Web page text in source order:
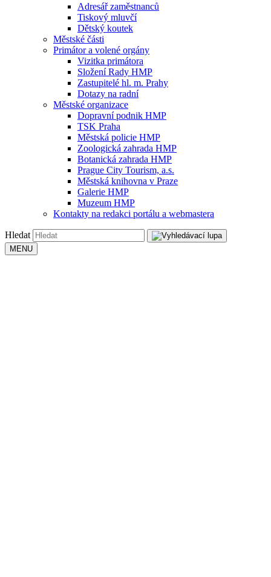
Adresář zaměstnanců
Tiskový mluvčí
Dětský koutek
Městské části
Primátor a volené orgány
Vizitka primátora
Složení Rady HMP
Zastupitelé hl. m. Prahy
Dotazy na radní
Městské organizace
Dopravní podnik HMP
TSK Praha
Městská policie HMP
Zoologická zahrada HMP
Botanická zahrada HMP
Prague City Tourism, a.s.
Městská knihovna v Praze
Galerie HMP
Muzeum HMP
Kontakty na redakci portálu a webmastera
Hledat
MENU